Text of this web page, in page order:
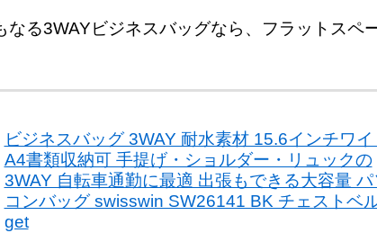
なる3WAYビジネスバッグなら、フラットスペ
ビジネスバッグ 3WAY 耐水素材 15.6インチワイ
A4書類収納可 手提げ・ショルダー・リュックの
3WAY 自転車通勤に最適 出張もできる大容量 パ
コンバッグ swisswin SW26141 BK チェストベ
get